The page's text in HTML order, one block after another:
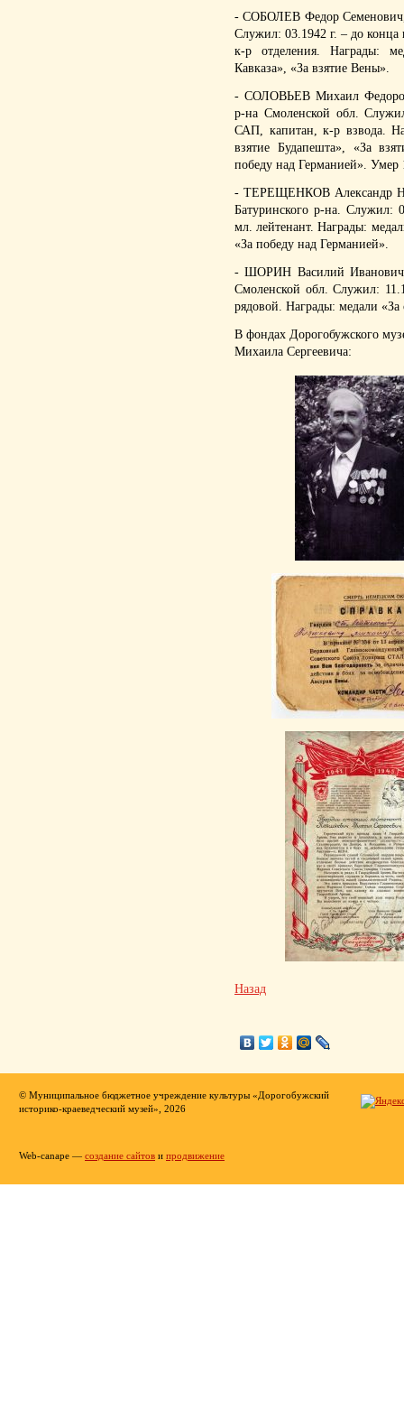
- СОБОЛЕВ Федор Семенович,
Служил: 03.1942 г. – до
к-р отделения. Награды:
Кавказа», «За взятие Вены».
- СОЛОВЬЕВ Михаил
р-на Смоленской обл.
САП, капитан, к-р взвода.
взятие Будапешта», «За
победу над Германией». Умер
- ТЕРЕЩЕНКОВ Александр
Батуринского р-на. Служил:
мл. лейтенант. Награды:
«За победу над Германией».
- ШОРИН Василий Иванович,
Смоленской обл. Служил:
рядовой. Награды: медали «За
В фондах Дорогобужского
Михаила Сергеевича:
Назад
© Муниципальное бюджетное учреждение культуры «Дорогобужский
историко-краеведческий музей», 2026
Web-canape — создание сайтов и продвижение